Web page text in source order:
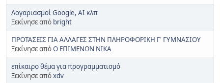
Λογαριασμοί Google, AI κλπ
Ξεκίνησε από bright
ΠΡΟΤΑΣΕΙΣ ΓΙΑ ΑΛΛΑΓΕΣ ΣΤΗΝ ΠΛΗΡΟΦΟΡΙΚΗ Γ' ΓΥΜΝΑΣΙΟΥ
Ξεκίνησε απόΟ ΕΠΙΜΕΝΩΝ ΝΙΚΑ
επίκαιρο θέμα για προγραμματισμό
Ξεκίνησε απόxdv